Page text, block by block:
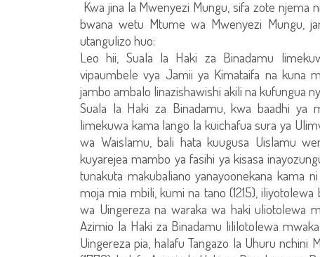
Kwa jina la Mwenyezi Mungu, sifa zote njema
bwana wetu Mtume wa Mwenyezi Mungu,
utangulizo huo:
Leo hii, Suala la Haki za Binadamu
vipaumbele vya Jamii ya Kimataifa na kuna
jambo ambalo linazishawishi akili na kufungua
Suala la Haki za Binadamu, kwa baadhi ya
limekuwa kama lango la kuichafua sura ya
wa Waislamu, bali hata kuugusa Uislamu
kuyarejea mambo ya fasihi ya kisasa
tunakuta makubaliano yanayoonekana kama
moja mia mbili, kumi na tano (1215),
wa Uingereza na waraka wa haki uliotolewa
Azimio la Haki za Binadamu lililotolewa
Uingereza pia, halafu Tangazo la Uhuru nchini